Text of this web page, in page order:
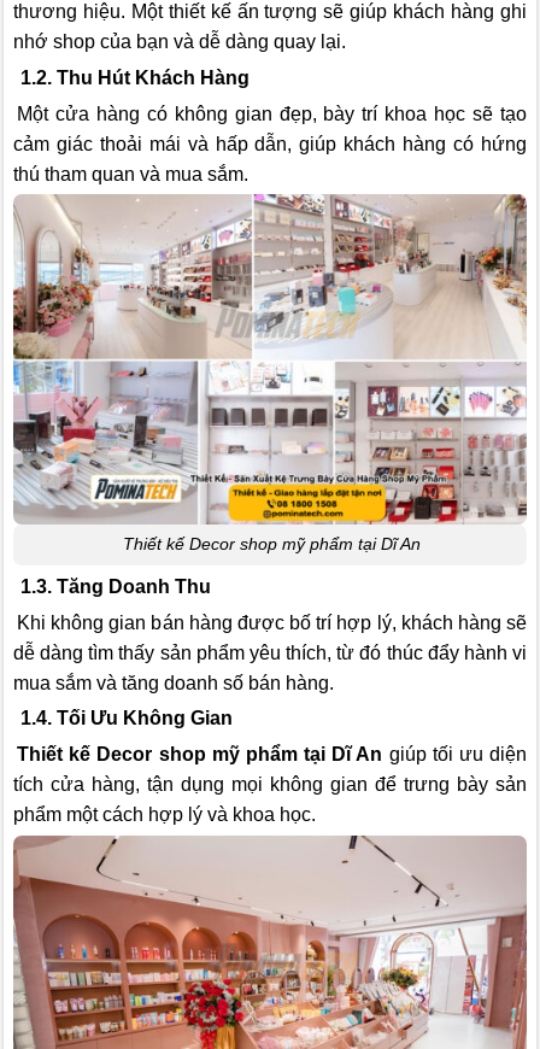
thương hiệu. Một thiết kế ấn tượng sẽ giúp khách hàng ghi
nhớ shop của bạn và dễ dàng quay lại.
1.2. Thu Hút Khách Hàng
Một cửa hàng có không gian đẹp, bày trí khoa học sẽ tạo
cảm giác thoải mái và hấp dẫn, giúp khách hàng có hứng
thú tham quan và mua sắm.
Thiết kế Decor shop mỹ phẩm tại Dĩ An
1.3. Tăng Doanh Thu
Khi không gian bán hàng được bố trí hợp lý, khách hàng sẽ
dễ dàng tìm thấy sản phẩm yêu thích, từ đó thúc đẩy hành vi
mua sắm và tăng doanh số bán hàng.
1.4. Tối Ưu Không Gian
Thiết kế Decor shop mỹ phẩm tại Dĩ An giúp tối ưu diện
tích cửa hàng, tận dụng mọi không gian để trưng bày sản
phẩm một cách hợp lý và khoa học.